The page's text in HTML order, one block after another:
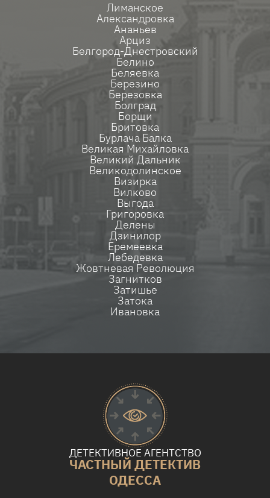
Лиманское
Александровка
Ананьев
Арциз
Белгород-Днестровский
Белино
Беляевка
Березино
Березовка
Болград
Борщи
Бритовка
Бурлача Балка
Великая Михайловка
Великий Дальник
Великодолинское
Визирка
Вилково
Выгода
Григоровка
Делены
Дзинилор
Еремеевка
Лебедевка
Жовтневая Революция
Загнитков
Затишье
Затока
Ивановка
ДЕТЕКТИВНОЕ АГЕНТСТВО
ЧАСТНЫЙ ДЕТЕКТИВ
ОДЕССА